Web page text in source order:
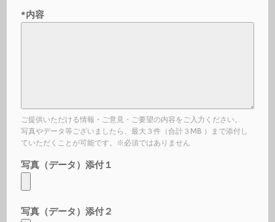
*内容
ご提供いただける情報・ご意見・ご要望の内容をご入力ください。
写真やデータ等ございましたら、最大３件（合計３MB ）まで添付し
ていただくことが可能です。※必須ではありません
写真（データ）添付１
写真（データ）添付２